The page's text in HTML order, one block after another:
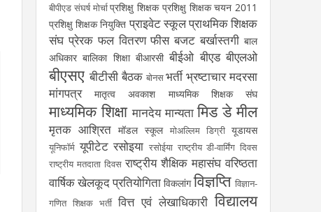
बीपीएड संघर्ष मोर्चा प्रशिक्षु शिक्षक प्रशिक्षु शिक्षक चयन 2011
प्रशिक्षु शिक्षक नियुक्ति प्राइवेट स्कूलप्राथमिक शिक्षक
संघ प्रेरक फल वितरण फीस बजट बर्खास्तगी बाल
अधिकार बालिका शिक्षा बीआरसी बीईओ बीएड बीएलओ
बीएसए बीटीसी बैठक बोनस भर्ती भ्रष्टाचार मदरसा
मांगपत्र
मातृत्व अवकाश माध्यमिक शिक्षक संघ
माध्यमिक शिक्षा मानदेय मान्यता मिड डे मील
मृतक आश्रित मॉडल स्कूल मोअल्लिम डिग्री यूडायस
यूनिफॉर्म यूपीटेट रसोइया रसोईया राष्ट्रीय डी-वार्मिंग दिवस
राष्ट्रीय मतदाता दिवस राष्ट्रीय शैक्षिक महासंघ वरिष्ठता
वार्षिक खेलकूद प्रतियोगिता विकलांग विज्ञप्ति विज्ञान-
गणित शिक्षक भर्ती वित्त एवं लेखाधिकारी विद्यालय